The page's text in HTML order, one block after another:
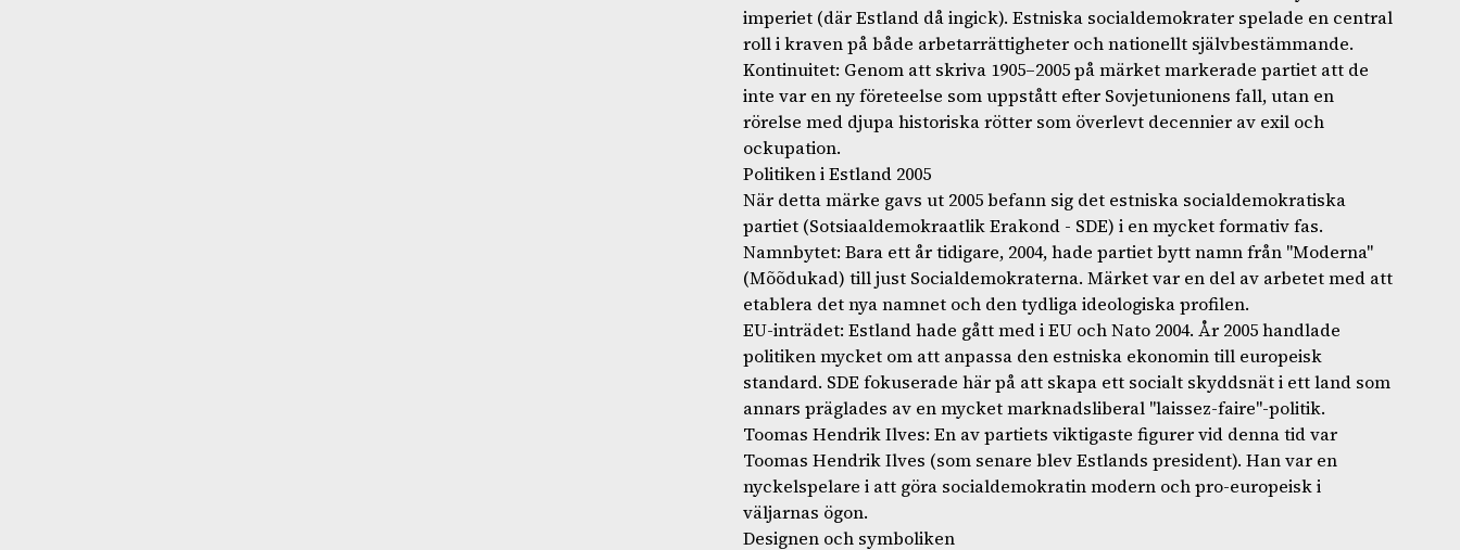
imperiet (där Estland då ingick). Estniska socialdemokrater spelade en central
roll i kraven på både arbetarrättigheter och nationellt självbestämmande.
Kontinuitet: Genom att skriva 1905–2005 på märket markerade partiet att de
inte var en ny företeelse som uppstått efter Sovjetunionens fall, utan en
rörelse med djupa historiska rötter som överlevt decennier av exil och
ockupation.
Politiken i Estland 2005
När detta märke gavs ut 2005 befann sig det estniska socialdemokratiska
partiet (Sotsiaaldemokraatlik Erakond - SDE) i en mycket formativ fas.
Namnbytet: Bara ett år tidigare, 2004, hade partiet bytt namn från "Moderna"
(Mõõdukad) till just Socialdemokraterna. Märket var en del av arbetet med att
etablera det nya namnet och den tydliga ideologiska profilen.
EU-inträdet: Estland hade gått med i EU och Nato 2004. År 2005 handlade
politiken mycket om att anpassa den estniska ekonomin till europeisk
standard. SDE fokuserade här på att skapa ett socialt skyddsnät i ett land som
annars präglades av en mycket marknadsliberal "laissez-faire"-politik.
Toomas Hendrik Ilves: En av partiets viktigaste figurer vid denna tid var
Toomas Hendrik Ilves (som senare blev Estlands president). Han var en
nyckelspelare i att göra socialdemokratin modern och pro-europeisk i
väljarnas ögon.
Designen och symboliken